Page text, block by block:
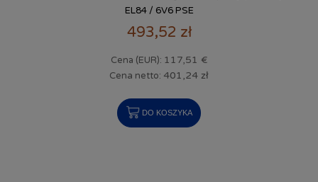
EL84 / 6V6 PSE
493,52 zł
Cena (EUR): 117,51 €
Cena netto: 401,24 zł
DO KOSZYKA